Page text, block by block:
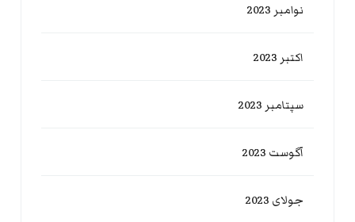
نوامبر 2023
اکتبر 2023
سپتامبر 2023
آگوست 2023
جولای 2023